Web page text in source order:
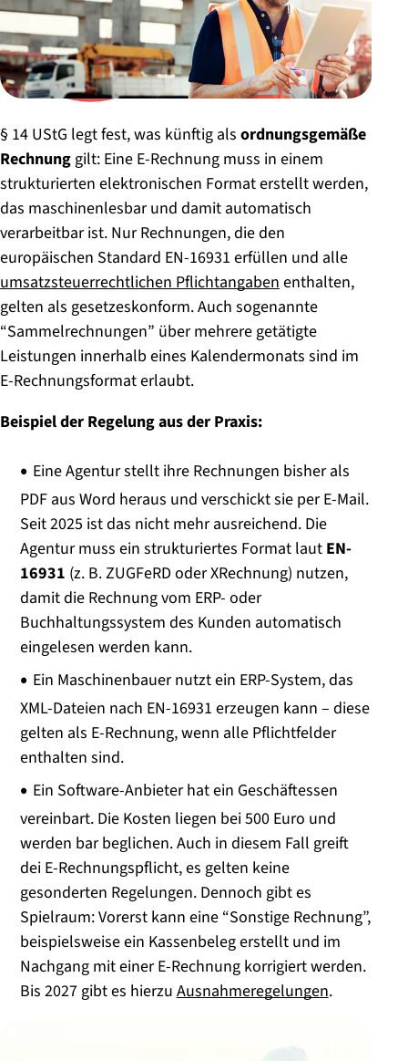
§ 14 UStG legt fest, was künftig als ordnungsgemäße
Rechnunggilt: Eine E-Rechnung muss in einem
strukturierten elektronischen Format erstellt werden,
das maschinenlesbar und damit automatisch
verarbeitbar ist. Nur Rechnungen, die den
europäischen Standard EN-16931 erfüllen und alle
umsatzsteuerrechtlichen Pflichtangabenenthalten,
gelten als gesetzeskonform. Auch sogenannte
“Sammelrechnungen” über mehrere getätigte
Leistungen innerhalb eines Kalendermonats sind im
E-Rechnungsformat erlaubt.
Beispiel der Regelung aus der Praxis:
Eine Agentur stellt ihre Rechnungen bisher als
PDF aus Word heraus und verschickt sie per E-Mail.
Seit 2025 ist das nicht mehr ausreichend. Die
Agentur muss ein strukturiertes Format laut EN-
16931 (z. B. ZUGFeRD oder XRechnung) nutzen,
damit die Rechnung vom ERP- oder
Buchhaltungssystem des Kunden automatisch
eingelesen werden kann.
Ein Maschinenbauer nutzt ein ERP-System, das
XML-Dateien nach EN-16931 erzeugen kann – diese
gelten als E-Rechnung, wenn alle Pflichtfelder
enthalten sind.
Ein Software-Anbieter hat ein Geschäftessen
vereinbart. Die Kosten liegen bei 500 Euro und
werden bar beglichen. Auch in diesem Fall greift
dei E-Rechnungspflicht, es gelten keine
gesonderten Regelungen. Dennoch gibt es
Spielraum: Vorerst kann eine “Sonstige Rechnung”,
beispielsweise ein Kassenbeleg erstellt und im
Nachgang mit einer E-Rechnung korrigiert werden.
Bis 2027 gibt es hierzuAusnahmeregelungen.